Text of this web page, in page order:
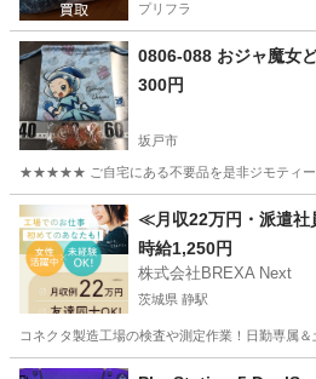
プリフラ
0806-088 おジャ魔女
300円
坂戸市
★★★★★ ご自宅にある不要品を是非ジモティー
埼玉 坂戸市 おもちゃ スポット
≪月収22万円・派遣
時給1,250円
株式会社BREXA Next
茨城県 静駅
コネクタ製造工場の検査や測定作業！日勤専属
茨城 常陸大宮市